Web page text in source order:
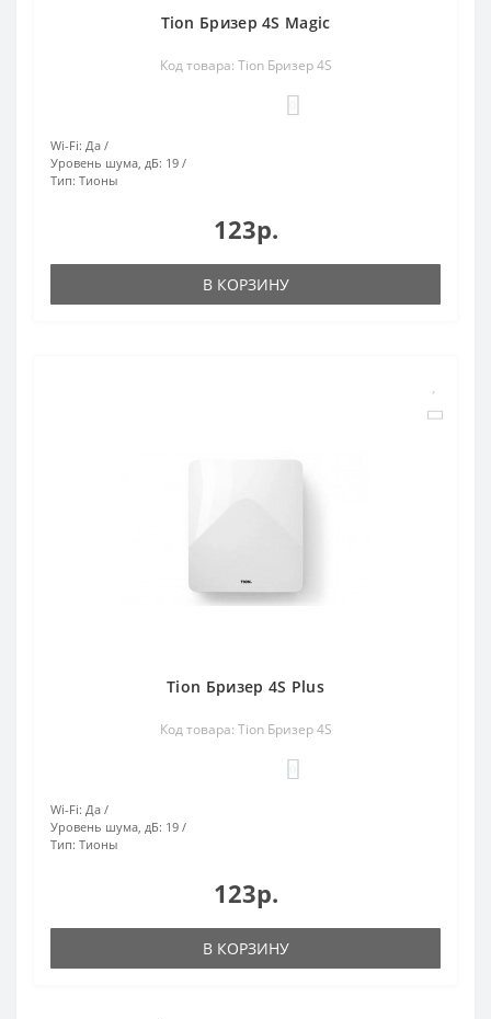
Tion Бризер 4S Magic
Код товара: Tion Бризер 4S
Wi-Fi: Да
Уровень шума, дБ: 19
Тип: Тионы
123р.
В КОРЗИНУ
Tion Бризер 4S Plus
Код товара: Tion Бризер 4S
Wi-Fi: Да
Уровень шума, дБ: 19
Тип: Тионы
123р.
В КОРЗИНУ